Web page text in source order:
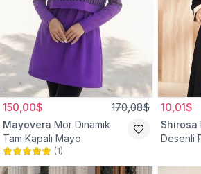
150,00$ 170,08$
Mayovera Mor Dinamik
Tam Kapalı Mayo
(1)
10,01$
Shirosa
Desenli